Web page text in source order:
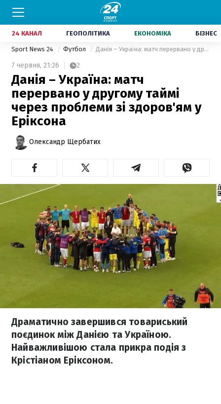
24 КАНАЛ ГЕОПОЛІТИКА ЕКОНОМІКА БІЗНЕС
Sport News 24 Футбол Данія – Україна: матч перервано у другому таймі через проблеми зі здоров'ям у Еріксона
7 червня, 21:26 2
Данія – Україна: матч
перервано у другому таймі
через проблеми зі здоров'ям у
Еріксона
Олександр Щербатих
Драматично завершився товариський
поєдинок між Данією та Україною.
Найважливішою стала прикра подія з
Крістіаном Еріксоном.